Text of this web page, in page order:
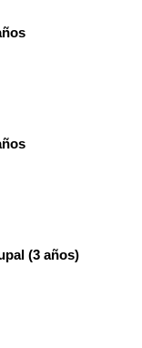
(3 años)